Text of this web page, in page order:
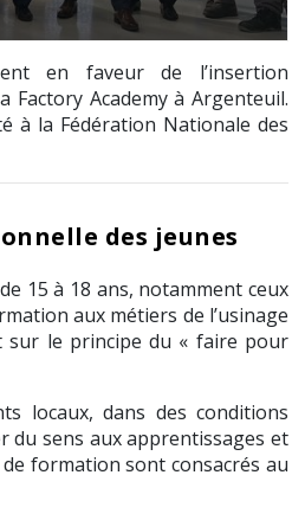
en faveur de l’insertion
Factory Academy à Argenteuil.
à la Fédération Nationale des
des jeunes
15 à 18 ans, notamment ceux
aux métiers de l’usinage
sur le principe du « faire pour
locaux, dans des conditions
du sens aux apprentissages et
formation sont consacrés au